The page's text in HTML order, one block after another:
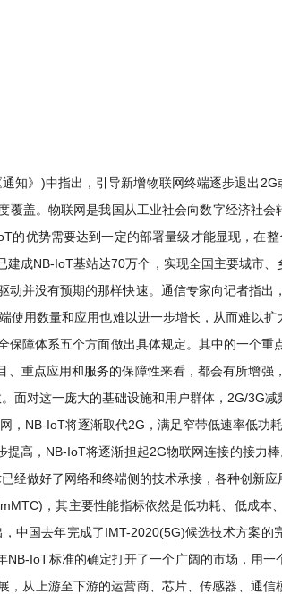
知》)中指出，引导新增物联网终端逐步退出
盖。物联网是我国从工业社会向数字经济社会
的优势需要达到一定的部署量级才能显现，在
成NB-IoT基站达70万个，实现全国主要城市、
并没有预期的那样快速。通信专家向记者指出
用数量和应用也难以进一步增长，从而难以扩
障体系五个方面做出具体规定。其中的一个重
重点应用和服务的保障性来看，都会有所增强
对这一庞大的基础设施和用户群体，2G/3G
NB-IoT将逐渐取代2G，满足窄带低速率低功
高，NB-IoT将逐渐担起2G物联网连接的接力
做好了网络和终端侧的技术承接，各种创新
，其主要性能指标依然是低功耗、低成本
中国去年完成了IMT-2020(5G)候选技术方案的
IoT标准的确定打开了一个广阔的市场，用一
从上游至下游的运营商、芯片、传感器、通